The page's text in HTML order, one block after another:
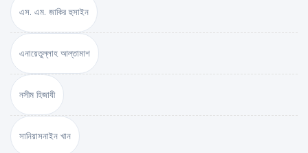
এস. এম. জাকির হুসাইন
এনায়েতুল্লাহ আল্‌তামাশ
নসীম হিজাযী
সানিয়াসনাইন খান